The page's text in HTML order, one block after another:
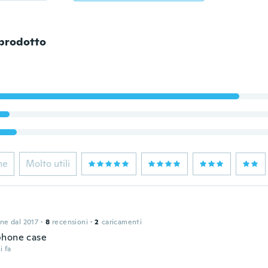
Molto utili
dal 2017 · 8 recensioni · 2 caricamenti
case
fa